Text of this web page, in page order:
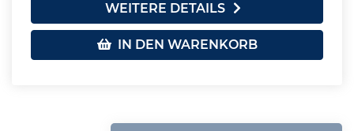
WEITERE DETAILS
IN DEN WARENKORB